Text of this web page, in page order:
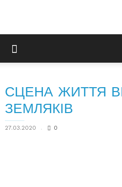
СЦЕНА ЖИТТЯ
ЗЕМЛЯКІВ
27.03.2020 0